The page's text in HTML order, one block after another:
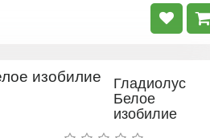
Гладиолус
Белое
изобилие